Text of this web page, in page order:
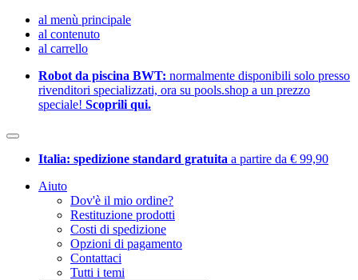
al menù principale
al contenuto
al carrello
Robot da piscina BWT: normalmente disponibili solo presso
rivenditori specializzati, ora su pools.shop a un prezzo
speciale! Scoprili qui.
Italia: spedizione standard gratuita a partire da € 99,90
Aiuto
Dov'è il mio ordine?
Restituzione prodotti
Costi di spedizione
Opzioni di pagamento
Contattaci
Tutti i temi